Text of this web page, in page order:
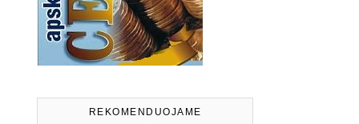
REKOMENDUOJAME